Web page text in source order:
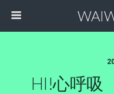
HI!心呼吸